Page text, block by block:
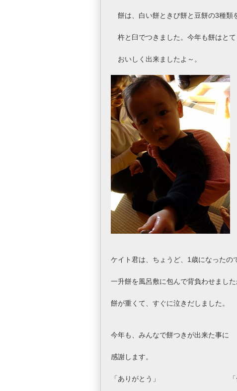
餅は、白い餅ときび餅と豆餅の3種類
杵と臼でつきました。今年も餅はとて
おいしく出来ましたよ～。
ケイト君は、ちょうど、1歳になったの
一升餅を風呂敷に包んで背負わせました
餅が重くて、すぐに泣きだしました。
今年も、みんなで餅つきが出来た事に
感謝します。
「ありがとう」 「合